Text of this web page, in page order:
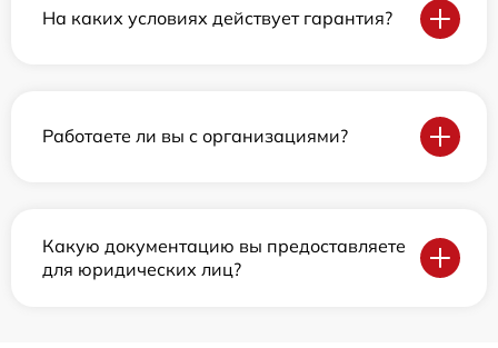
На каких условиях действует гарантия?
Работаете ли вы с организациями?
Какую документацию вы предоставляете
для юридических лиц?